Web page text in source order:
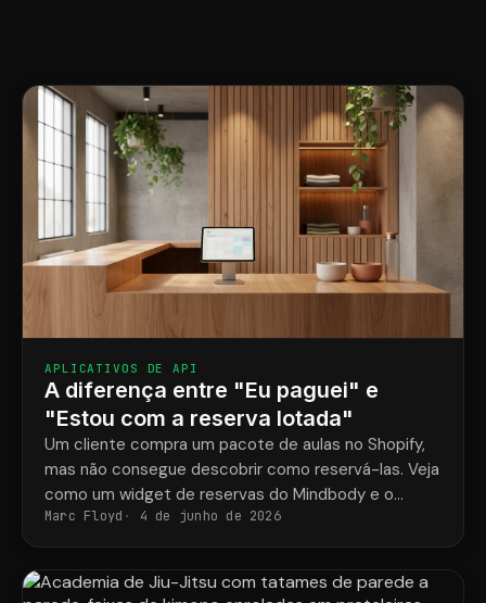
APLICATIVOS DE API
A diferença entre "Eu paguei" e
"Estou com a reserva lotada"
Um cliente compra um pacote de aulas no Shopify,
mas não consegue descobrir como reservá-las. Veja
como um widget de reservas do Mindbody e o
ShopConnect resolvem esse problema de vez.
Marc Floyd 4 de junho de 2026